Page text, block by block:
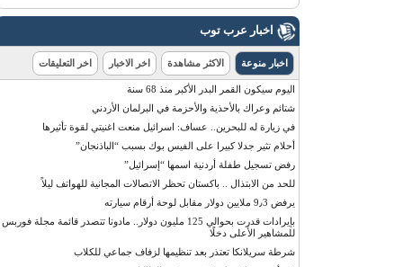
اخبار عرب توب
اخبار منوعة الاكثر مشاهدة اخر الاخبار اخر التعليقات
اليوم سيكون القمر البدر الأكبر منذ 68 سنة
شتائم وعراك بالأحذية والأحزمة في البرلمان الأردني
في زيارة له للبحرين.. عساف: اسرائيل منعت اغنيتي لقوة تأثيرها
أحلام تثير جدلا كبيرا على الفيس بوك بسبب “الباذنجان”
رفض تسجيل طفلة أردنية اسمها “إسرائيل”
للحد من الابتذال .. باكستان تحظر الاتصالات المجانية للهواتف ليلاً
يرفض 9٫3 ملايين دولار مقابل لوحة أرقام سيارته
بإيرادات قدرت بحوالي 125 مليون دولار.. مادونا تتصدر قائمة مجلة فوربس
للمشاهير الأعلى دخلًا
شرطة سريلانكا تعتذر بعد تنظيمها لزفاف جماعي للكلاب